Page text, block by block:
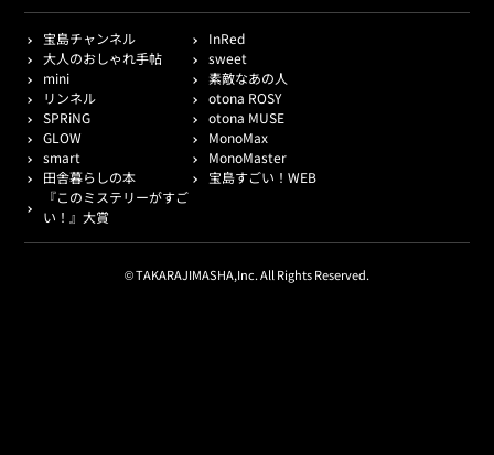
宝島チャンネル
InRed
大人のおしゃれ手帖
sweet
mini
素敵なあの人
リンネル
otona ROSY
SPRiNG
otona MUSE
GLOW
MonoMax
smart
MonoMaster
田舎暮らしの本
宝島すごい！WEB
『このミステリーがすご
い！』大賞
© TAKARAJIMASHA,Inc. All Rights Reserved.